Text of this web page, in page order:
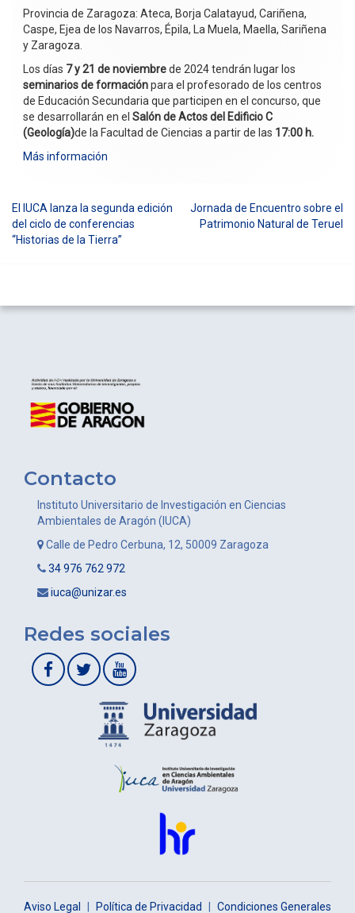
Provincia de Zaragoza: Ateca, Borja Calatayud, Cariñena,
Caspe, Ejea de los Navarros, Épila, La Muela, Maella, Sariñena
y Zaragoza.
Los días 7 y 21 de noviembrede 2024 tendrán lugar los
seminarios de formaciónpara el profesorado de los centros
de Educación Secundaria que participen en el concurso, que
se desarrollarán en el Salón de Actos del Edificio C
(Geología)de la Facultad de Ciencias a partir de las 17:00 h.
Más información
Navegación
de
El IUCA lanza la segunda edición
del ciclo de conferencias
“Historias de la Tierra”
Jornada de Encuentro sobre el
Patrimonio Natural de Teruel
Contacto
Instituto Universitario de Investigación en Ciencias
Ambientales de Aragón (IUCA)
Calle de Pedro Cerbuna, 12, 50009 Zaragoza
34 976 762 972
iuca@unizar.es
Redes sociales
Aviso Legal | Política de Privacidad | Condiciones Generales